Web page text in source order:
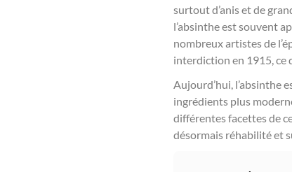
surtout d’anis et de
l’absinthe est souvent
nombreux artistes de
interdiction en 1915, ce
Aujourd’hui, l’absinthe
ingrédients plus
différentes facettes de
désormais réhabilité et